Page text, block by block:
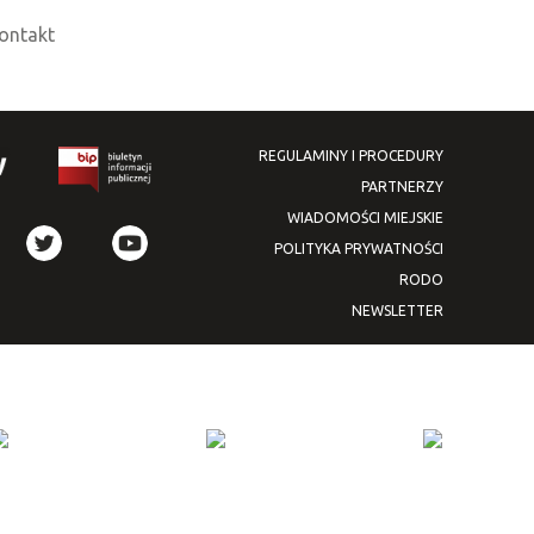
REGULAMINY I PROCEDURY
PARTNERZY
WIADOMOŚCI MIEJSKIE
POLITYKA PRYWATNOŚCI
RODO
NEWSLETTER